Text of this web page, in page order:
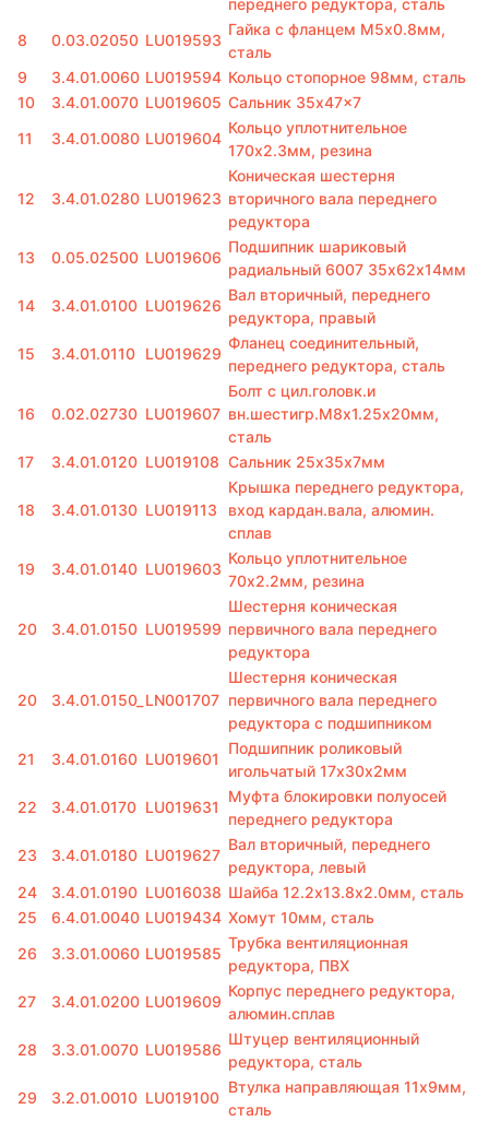
переднего редуктора, сталь
8
0.03.02050 LU019593
Гайка с фланцем M5х0.8мм,
сталь
9
3.4.01.0060 LU019594 Кольцо стопорное 98мм, сталь
10
3.4.01.0070 LU019605 Сальник 35x47x7
11
3.4.01.0080 LU019604
Кольцо уплотнительное
170х2.3мм, резина
12 3.4.01.0280 LU019623
Коническая шестерня
вторичного вала переднего
редуктора
13
0.05.02500 LU019606
Подшипник шариковый
радиальный 6007 35х62х14мм
14
3.4.01.0100 LU019626
Вал вторичный, переднего
редуктора, правый
15
3.4.01.0110 LU019629
Фланец соединительный,
переднего редуктора, сталь
16 0.02.02730 LU019607
Болт с цил.головк.и
вн.шестигр.M8х1.25х20мм,
сталь
17
3.4.01.0120 LU019108 Сальник 25х35х7мм
18 3.4.01.0130 LU019113
Крышка переднего редуктора,
вход кардан.вала, алюмин.
сплав
19
3.4.01.0140 LU019603
Кольцо уплотнительное
70х2.2мм, резина
20 3.4.01.0150 LU019599
Шестерня коническая
первичного вала переднего
редуктора
20 3.4.01.0150_ LN001707
Шестерня коническая
первичного вала переднего
редуктора с подшипником
21
3.4.01.0160 LU019601
Подшипник роликовый
игольчатый 17х30х2мм
22
3.4.01.0170 LU019631
Муфта блокировки полуосей
переднего редуктора
23
3.4.01.0180 LU019627
Вал вторичный, переднего
редуктора, левый
24
3.4.01.0190 LU016038 Шайба 12.2х13.8х2.0мм, сталь
25
6.4.01.0040 LU019434 Хомут 10мм, сталь
26
3.3.01.0060 LU019585
Трубка вентиляционная
редуктора, ПВХ
27
3.4.01.0200 LU019609
Корпус переднего редуктора,
алюмин.сплав
28
3.3.01.0070 LU019586
Штуцер вентиляционный
редуктора, сталь
29
3.2.01.0010 LU019100
Втулка направляющая 11х9мм,
сталь